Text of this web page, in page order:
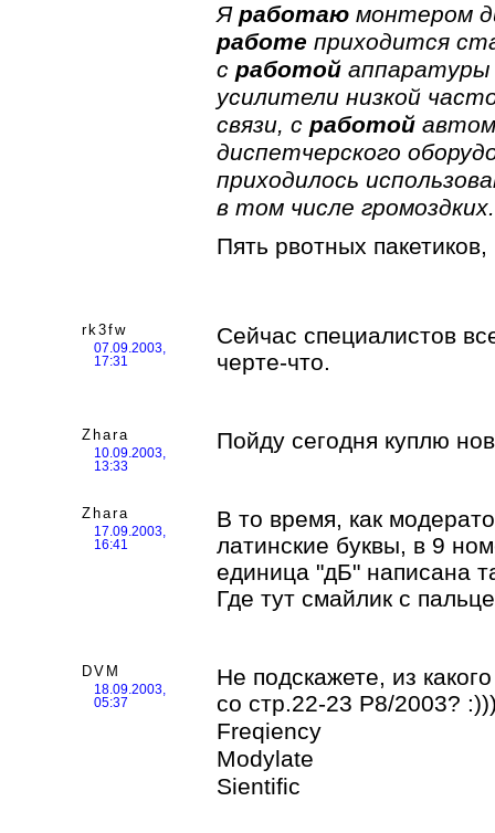
Я работаю монтером
работе приходится
с работой
усилители низкой
связи, с работой
диспетчерского
приходилось
в том числе громоздких.
Пять рвотных
rk3fw
07.09.2003,
17:31
Сейчас специалистов
черте-что.
Zhara
10.09.2003,
13:33
Пойду сегодня куплю
Zhara
17.09.2003,
16:41
В то время, как
латинские буквы, в 9
единица "дБ" написана
Где тут смайлик с
DVM
18.09.2003,
05:37
Не подскажете, из
со стр.22-23 Р8/2003?
Freqiency
Modylate
Sientific